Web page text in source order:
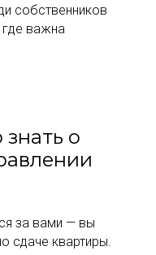
собственников
где важна
о
за вами — вы
сдаче квартиры.